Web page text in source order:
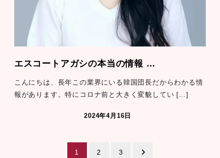
エスコートアガシの本当の情報 …
こんにちは、長年この業界にいる韓国団長だからわかる情
報があります。特にコロナ前と大きく変貌してい […]
2024年4月16日
1 2 3